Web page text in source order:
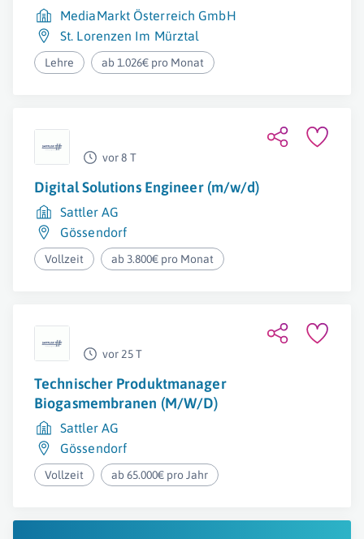
MediaMarkt Österreich GmbH
St. Lorenzen Im Mürztal
Lehre ab 1.026€ pro Monat
vor 8 T
Digital Solutions Engineer (m/w/d)
Sattler AG
Gössendorf
Vollzeit ab 3.800€ pro Monat
vor 25 T
Technischer Produktmanager
Biogasmembranen (M/W/D)
Sattler AG
Gössendorf
Vollzeit ab 65.000€ pro Jahr